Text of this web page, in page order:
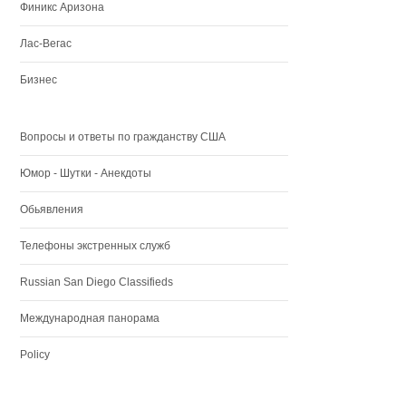
Финикс Аризона
Лас-Вегас
Бизнес
Вопросы и ответы по гражданству США
Юмор - Шутки - Анекдоты
Обьявления
Телефоны экстренных служб
Russian San Diego Classifieds
Международная панорама
Policy